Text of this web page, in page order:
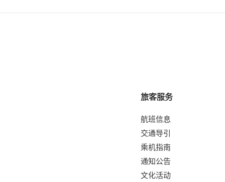
旅客服务
航班信息
交通导引
乘机指南
通知公告
文化活动